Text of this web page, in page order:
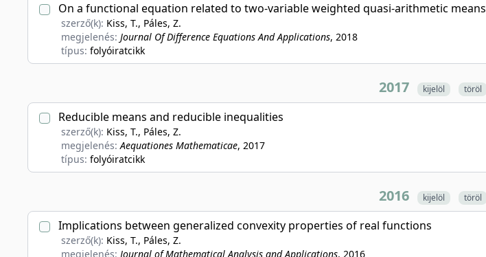
On a functional equation related to two-variable weighted quasi-arithmetic means
szerző(k): Kiss, T., Páles, Z.
megjelenés: Journal Of Difference Equations And Applications, 2018
típus: folyóiratcikk
2017 kijelöl töröl
Reducible means and reducible inequalities
szerző(k): Kiss, T., Páles, Z.
megjelenés:Aequationes Mathematicae, 2017
típus: folyóiratcikk
2016 kijelöl töröl
Implications between generalized convexity properties of real functions
szerző(k): Kiss, T., Páles, Z.
megjelenés: Journal of Mathematical Analysis and Applications, 2016